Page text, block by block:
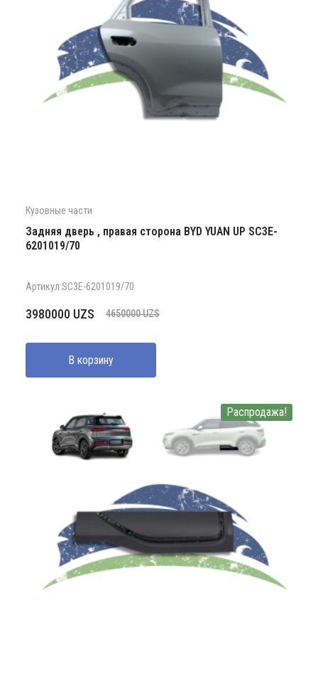
Кузовные части
Задняя дверь , правая сторона BYD YUAN UP SC3E-
6201019/70
Артикул:SC3E-6201019/70
4650000UZS
Первоначальная
составляла
4650000 UZS.
3980000 UZS
Текущая
3980000 UZS.
В корзину
Распродажа!